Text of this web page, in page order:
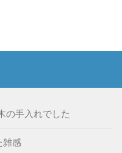
の手入れでした
雑感